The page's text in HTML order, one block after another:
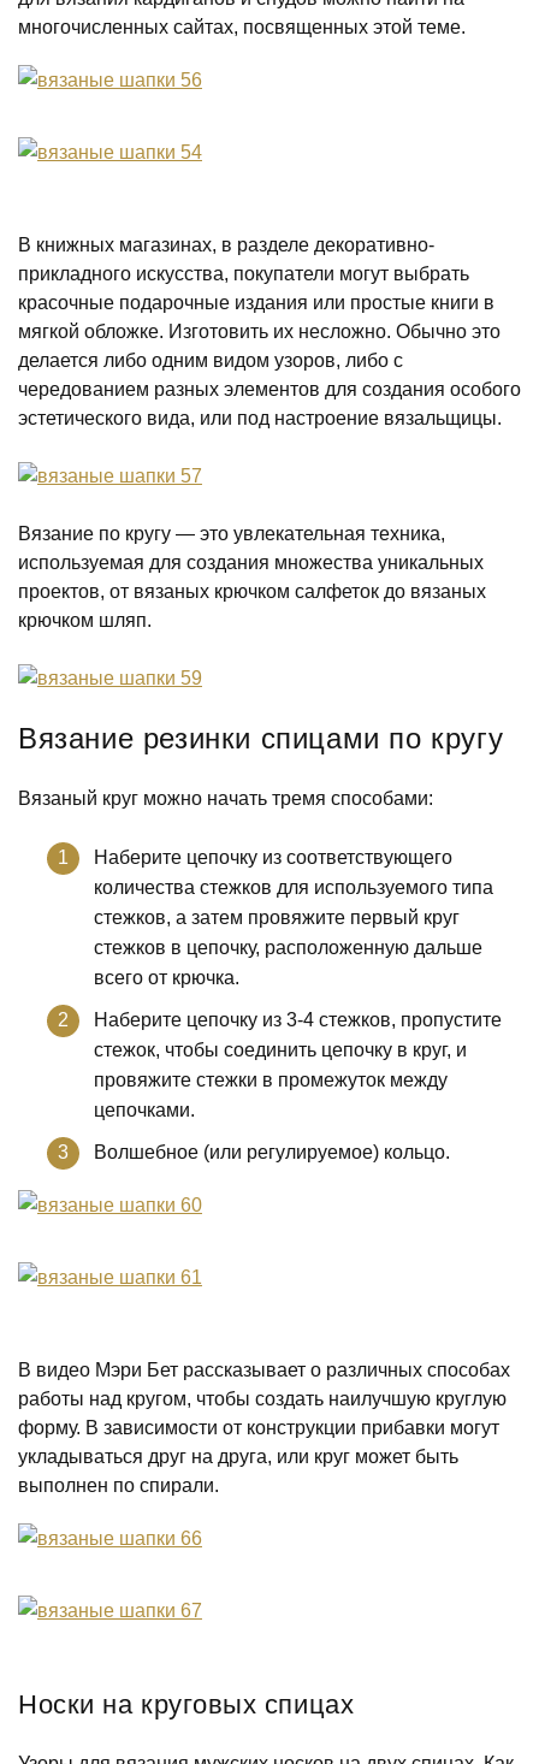
многочисленных сайтах, посвященных этой теме.
В книжных магазинах, в разделе декоративно-
прикладного искусства, покупатели могут выбрать
красочные подарочные издания или простые книги в
мягкой обложке. Изготовить их несложно. Обычно это
делается либо одним видом узоров, либо с
чередованием разных элементов для создания особого
эстетического вида, или под настроение вязальщицы.
Вязание по кругу — это увлекательная техника,
используемая для создания множества уникальных
проектов, от вязаных крючком салфеток до вязаных
крючком шляп.
Вязание резинки спицами по кругу
Вязаный круг можно начать тремя способами:
Наберите цепочку из соответствующего
количества стежков для используемого типа
стежков, а затем провяжите первый круг
стежков в цепочку, расположенную дальше
всего от крючка.
Наберите цепочку из 3-4 стежков, пропустите
стежок, чтобы соединить цепочку в круг, и
провяжите стежки в промежуток между
цепочками.
Волшебное (или регулируемое) кольцо.
В видео Мэри Бет рассказывает о различных способах
работы над кругом, чтобы создать наилучшую круглую
форму. В зависимости от конструкции прибавки могут
укладываться друг на друга, или круг может быть
выполнен по спирали.
Носки на круговых спицах